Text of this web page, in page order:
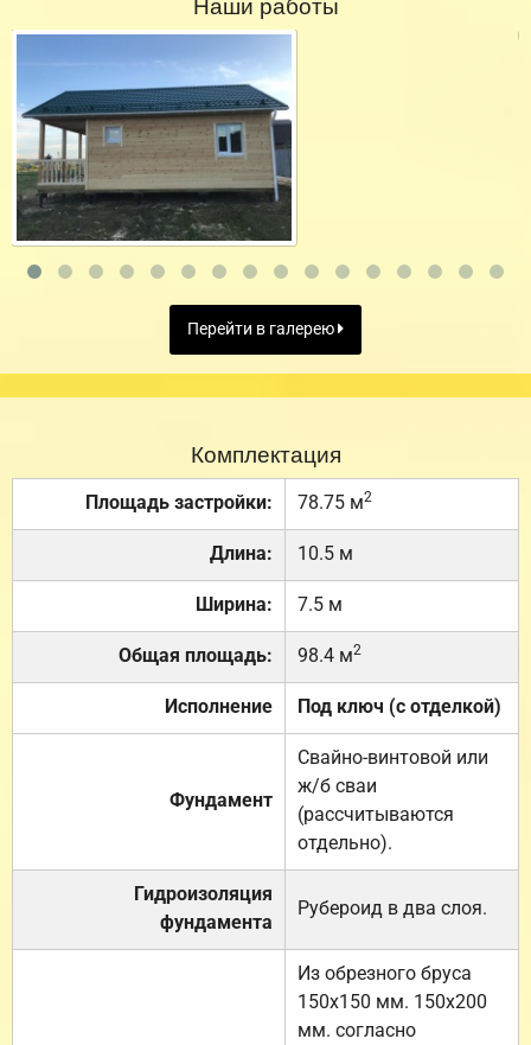
Перейти в галерею
Комплектация
Площадь застройки: 78.75 м2
Длина: 10.5 м
Ширина: 7.5 м
Общая площадь: 98.4 м2
Исполнение Под ключ (с отделкой)
Фундамент
Свайно-винтовой или
ж/б сваи
(рассчитываются
отдельно).
Гидроизоляция
фундамента
Рубероид в два слоя.
Из обрезного бруса
150х150 мм. 150х200
мм. согласно